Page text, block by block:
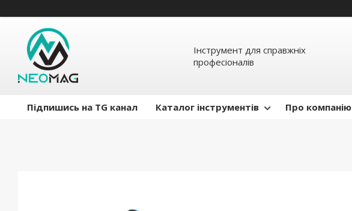
Інструмент для справжніх
професіоналів
Підпишись на TG канал Каталог інструментів Про компанію